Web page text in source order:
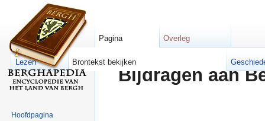
Bijdragen aan
Pagina Overleg
Lezen Brontekst bekijken
Hoofdpagina